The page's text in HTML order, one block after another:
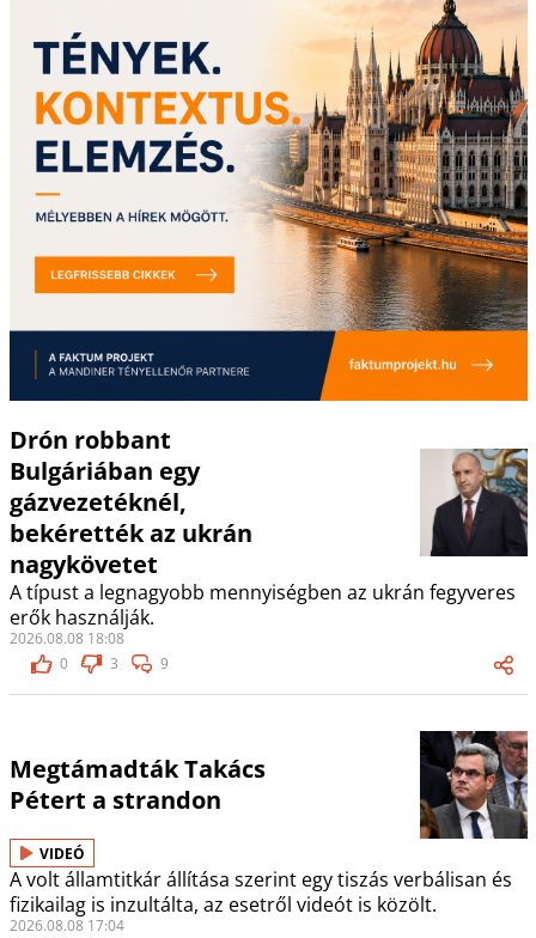
Drón robbant
Bulgáriában egy
gázvezetéknél,
bekérették az ukrán
nagykövetet
A típust a legnagyobb mennyiségben az ukrán fegyveres
erők használják.
2026.08.08 18:08
0
3 9
Megtámadták Takács
Pétert a strandon
VIDEÓ
A volt államtitkár állítása szerint egy tiszás verbálisan és
fizikailag is inzultálta, az esetről videót is közölt.
2026.08.08 17:04